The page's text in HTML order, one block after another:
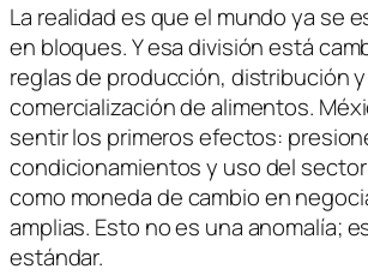
La realidad es que el mundo ya se
en bloques. Y esa división está
reglas de producción, distribución y
comercialización de alimentos.
sentir los primeros efectos:
condicionamientos y uso del
como moneda de cambio en
amplias. Esto no es una anomalía;
estándar.